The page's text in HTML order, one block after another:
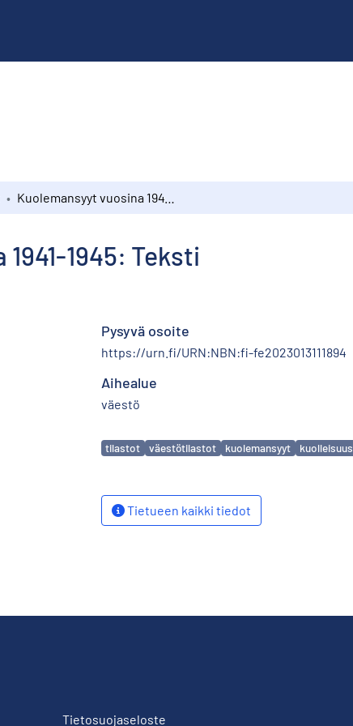
1945: Teksti
Pysyvä osoite
https://urn.fi/URN:NBN:fi-fe2023013111894
Aihealue
väestö
Avainsanat
tilastot väestötilastot kuolemansyyt kuolleisuus
Tietueen kaikki tiedot
Tietosuojaseloste